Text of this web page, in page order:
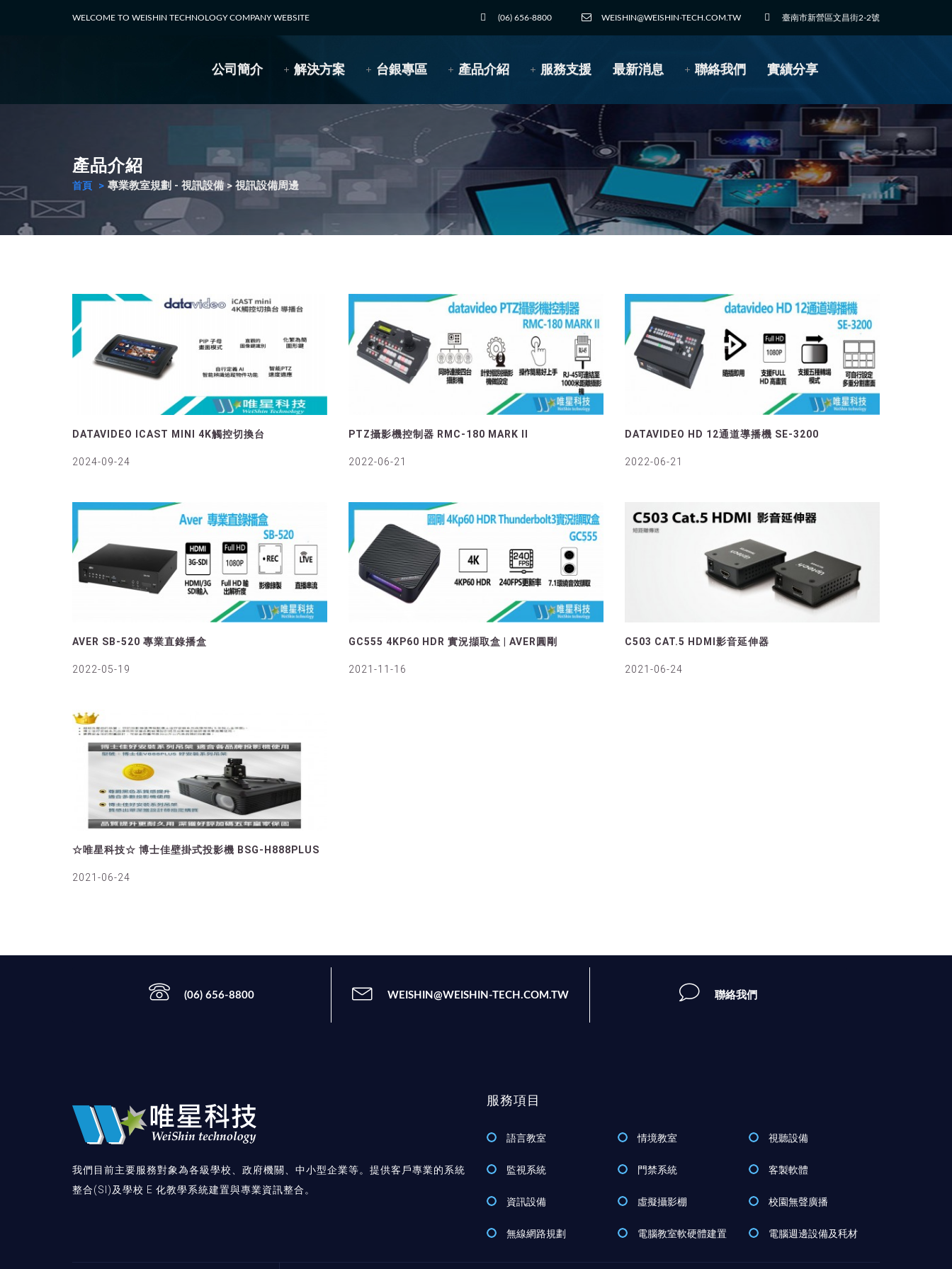
WELCOME TO WEISHIN TECHNOLOGY COMPANY WEBSITE (06) 656-8800 WEISHIN@WEISHIN-TECH.COM.TW 臺南市新營區文昌街2-2號
公司簡介 解決方案 台銀專區 產品介紹 服務支援 最新消息 聯絡我們 實績分享
產品介紹
首頁 專業教室規劃 - 視訊設備 > 視訊設備周邊
DATAVIDEO ICAST MINI 4K觸控切換台
2024-09-24
PTZ攝影機控制器 RMC-180 MARK II
2022-06-21
DATAVIDEO HD 12通道導播機 SE-3200
2022-06-21
AVER SB-520 專業直錄播盒
2022-05-19
GC555 4KP60 HDR 實況擷取盒 | AVER圓剛
2021-11-16
C503 CAT.5 HDMI影音延伸器
2021-06-24
☆唯星科技☆ 博士佳壁掛式投影機 BSG-H888PLUS
2021-06-24
(06) 656-8800 WEISHIN@WEISHIN-TECH.COM.TW 聯絡我們
我們目前主要服務對象為各級學校、政府機關、中小型企業等。提供客戶專業的系統
整合(SI)及學校 E 化教學系統建置與專業資訊整合。
服務項目
語言教室 情境教室 視聽設備
監視系統 門禁系統 客製軟體
資訊設備 虛擬攝影棚 校園無聲廣播
無線網路規劃 電腦教室軟硬體建置 電腦週邊設備及秏材